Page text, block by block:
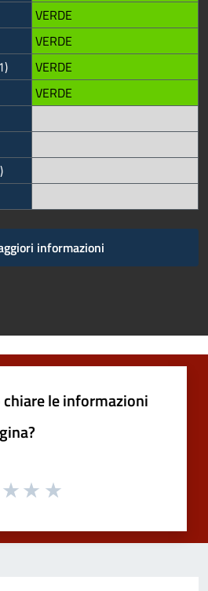
VERDE
VERDE
VERDE
VERDE
informazioni
le informazioni